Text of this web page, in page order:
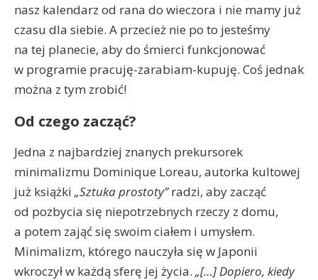
nasz kalendarz od rana do wieczora i nie mamy już
czasu dla siebie. A przecież nie po to jesteśmy
na tej planecie, aby do śmierci funkcjonować
w programie pracuję-zarabiam-kupuję. Coś jednak
można z tym zrobić!
Od czego zacząć?
Jedna z najbardziej znanych prekursorek
minimalizmu Dominique Loreau, autorka kultowej
już książki „Sztuka prostoty”radzi, aby zacząć
od pozbycia się niepotrzebnych rzeczy z domu,
a potem zająć się swoim ciałem i umysłem.
Minimalizm, którego nauczyła się w Japonii
wkroczył w każdą sferę jej życia. „[…] Dopiero, kiedy